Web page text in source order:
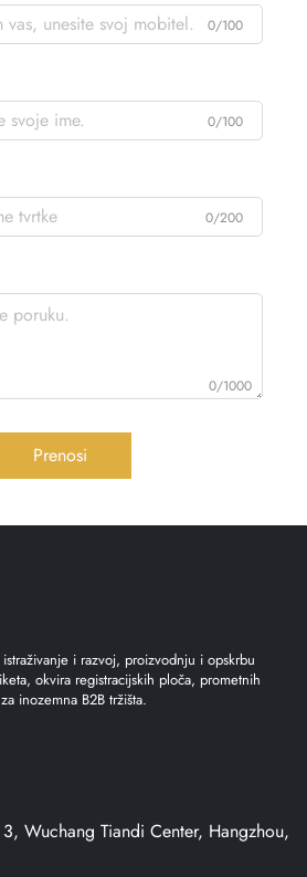
0/100
0/100
0/200
0/1000
Prenosi
i razvoj, proizvodnju i opskrbu
okvira registracijskih ploča, prometnih
inozemna B2B tržišta.
Wuchang Tiandi Center, Hangzhou,